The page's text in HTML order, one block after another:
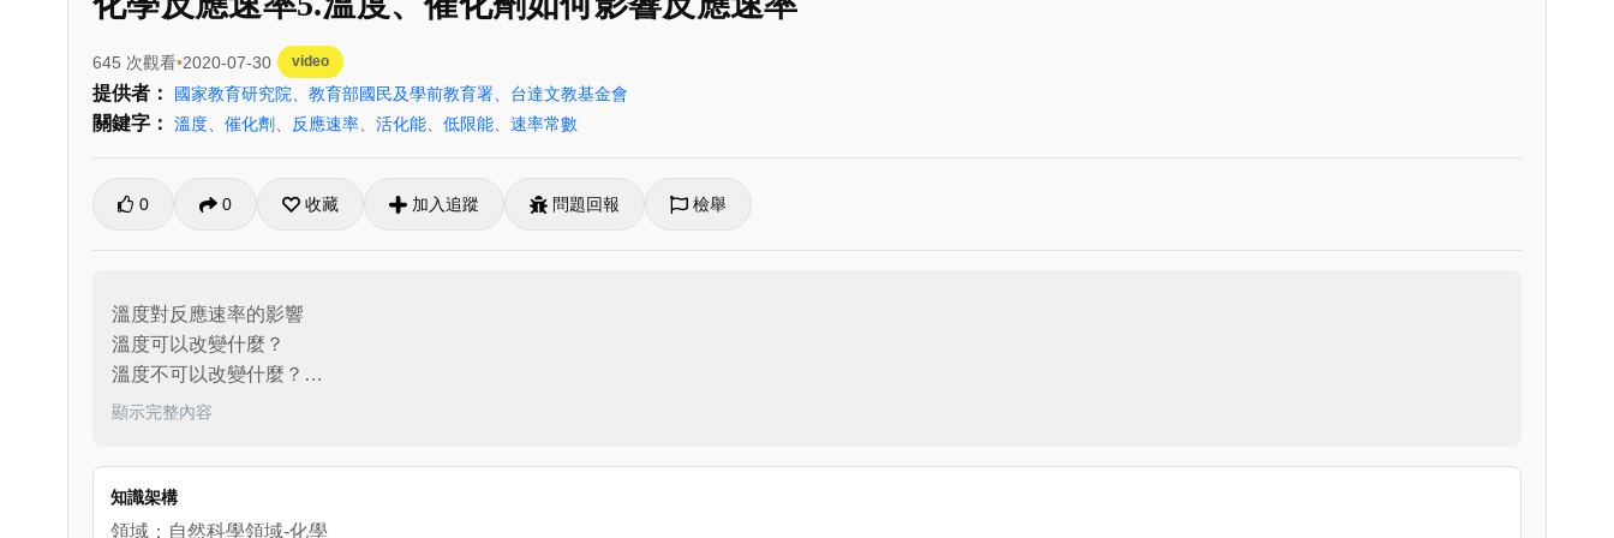
645 次觀看 2020-07-30 video
提供者： 國家教育研究院、教育部國民及學前教育署、台達文教基金會
關鍵字： 溫度 催化劑 反應速率 活化能 低限能 速率常數
0 0 收藏 加入追蹤 問題回報 檢舉
溫度對反應速率的影響
溫度可以改變什麼？
溫度不可以改變什麼？
催化劑對反應速率的影響
催化劑不可以改變什麼？
顯示完整內容
知識架構
領域：自然科學領域-化學